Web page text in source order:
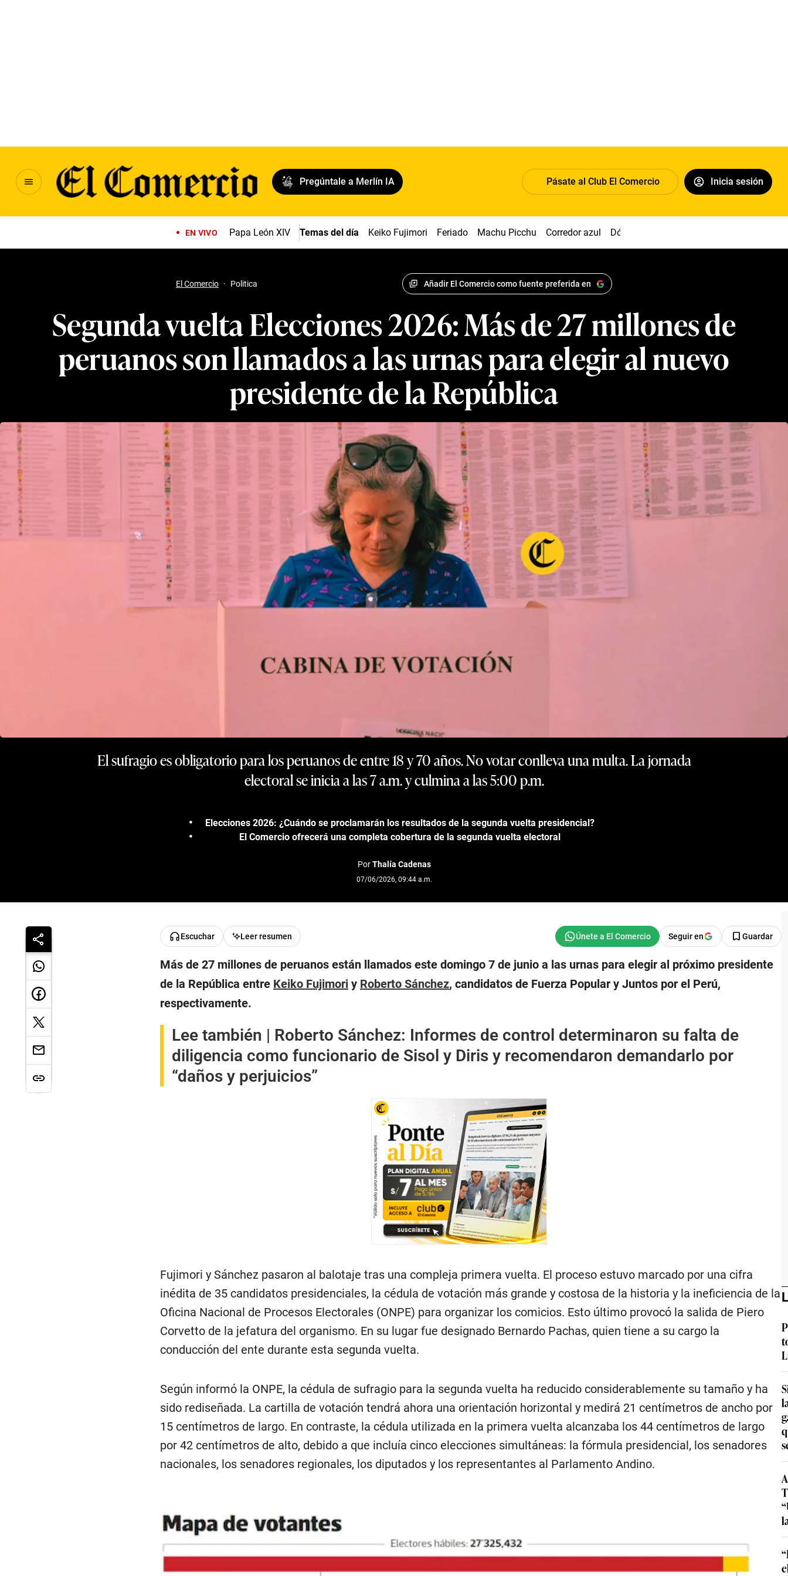
Pregúntale a Merlín IA Pásate al Club El Comercio Inicia sesión
EN VIVO Papa León XIV Temas del día Keiko Fujimori Feriado Machu Picchu Corredor azul Dólar
El Comercio · Politica Añadir El Comercio como fuente preferida en
Segunda vuelta Elecciones 2026: Más de 27 millones de
peruanos son llamados a las urnas para elegir al nuevo
presidente de la República
El sufragio es obligatorio para los peruanos de entre 18 y 70 años. No votar conlleva una multa. La jornada
electoral se inicia a las 7 a.m. y culmina a las 5:00 p.m.
Elecciones 2026: ¿Cuándo se proclamarán los resultados de la segunda vuelta presidencial?
El Comercio ofrecerá una completa cobertura de la segunda vuelta electoral
PorThalía Cadenas
07/06/2026, 09:44 a.m.
Escuchar Leer resumen Seguir en Guardar
Más de 27 millones de peruanos están llamados este domingo 7 de junio a las urnas para elegir al próximo presidente
de la República entre Keiko Fujimori y Roberto Sánchez, candidatos de Fuerza Popular y Juntos por el Perú,
respectivamente.
Lee también | Roberto Sánchez: Informes de control determinaron su falta de
diligencia como funcionario de Sisol y Diris y recomendaron demandarlo por
“daños y perjuicios”
Fujimori y Sánchez pasaron al balotaje tras una compleja primera vuelta. El proceso estuvo marcado por una cifra
inédita de 35 candidatos presidenciales, la cédula de votación más grande y costosa de la historia y la ineficiencia de la
Oficina Nacional de Procesos Electorales (ONPE) para organizar los comicios. Esto último provocó la salida de Piero
Corvetto de la jefatura del organismo. En su lugar fue designado Bernardo Pachas, quien tiene a su cargo la
conducción del ente durante esta segunda vuelta.
Según informó la ONPE, la cédula de sufragio para la segunda vuelta ha reducido considerablemente su tamaño y ha
sido rediseñada. La cartilla de votación tendrá ahora una orientación horizontal y medirá 21 centímetros de ancho por
15 centímetros de largo. En contraste, la cédula utilizada en la primera vuelta alcanzaba los 44 centímetros de largo
por 42 centímetros de alto, debido a que incluía cinco elecciones simultáneas: la fórmula presidencial, los senadores
nacionales, los senadores regionales, los diputados y los representantes al Parlamento Andino.